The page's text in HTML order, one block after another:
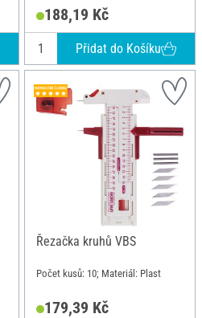
188,19 Kč
Přidat do Košíku
Řezačka kruhů VBS
Počet kusů: 10; Materiál: Plast
179,39 Kč